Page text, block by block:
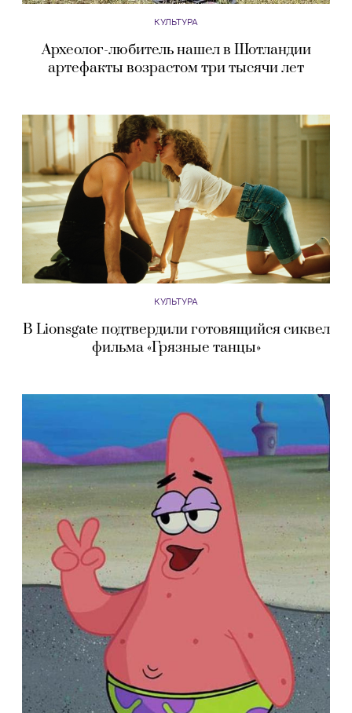
КУЛЬТУРА
Археолог-любитель нашел в Шотландии
артефакты возрастом три тысячи лет
КУЛЬТУРА
В Lionsgate подтвердили готовящийся сиквел
фильма «Грязные танцы»